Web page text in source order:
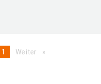
You're
1 Weiter page